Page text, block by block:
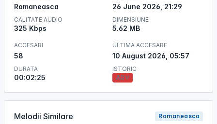
Romaneasca
CALITATE AUDIO
325 Kbps
26 June 2026, 21:29
DIMENSIUNE
5.62 MB
ACCESARI
58
DURATA
00:02:25
ULTIMA ACCESARE
10 August 2026, 05:57
ISTORIC
ADV
Melodii Similare Romaneasca